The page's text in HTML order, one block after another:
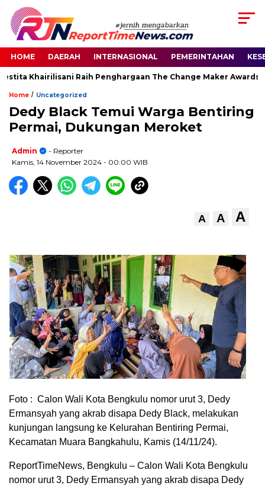
HOME DAERAH INTERNASIONAL PEMERINTAHAN
Khairilisani Raih Penghargaan The Change Maker Awards
Home / Uncategorized
Dedy Black Temui Warga Bentiring
Permai, Dukungan Meroket
Admin
- Reporter
Kamis, 14 November 2024 - 00:00 WIB
A A A
Foto : Calon Wali Kota Bengkulu nomor urut 3, Dedy
Ermansyah yang akrab disapa Dedy Black, melakukan
kunjungan langsung ke Kelurahan Bentiring Permai,
Kecamatan Muara Bangkahulu, Kamis (14/11/24).
ReportTimeNews, Bengkulu – Calon Wali Kota Bengkulu
nomor urut 3, Dedy Ermansyah yang akrab disapa Dedy